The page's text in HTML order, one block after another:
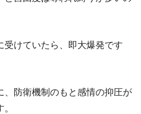
受けていたら、即大爆発です
、防衛機制のもと感情の抑圧が